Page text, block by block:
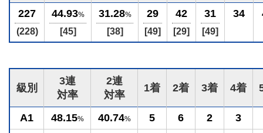
227
(228)
44.93%
[45]
31.28%
[38]
29
[49]
42
[29]
31
[49]
34
級別
3連
対率
2連
対率
1着 2着 3着 4着
A1 48.15% 40.74% 5 6 2
3